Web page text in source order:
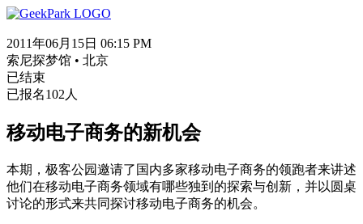
2011年06月15日 06:15 PM
索尼探梦馆 • 北京
已结束
已报名102人
移动电子商务的新机会
本期，极客公园邀请了国内多家移动电子商务的领跑者来讲述
他们在移动电子商务领域有哪些独到的探索与创新，并以圆桌
讨论的形式来共同探讨移动电子商务的机会。